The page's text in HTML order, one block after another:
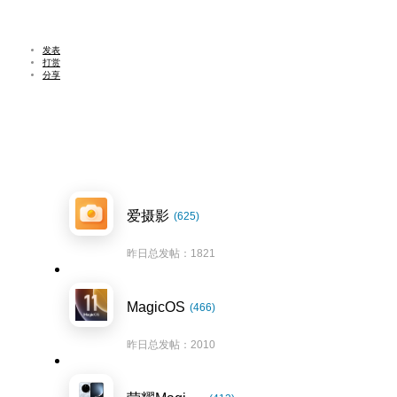
发表
打赏
分享
爱摄影 (625)
昨日总发帖：1821
MagicOS (466)
昨日总发帖：2010